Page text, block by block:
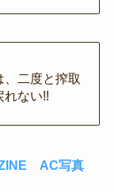
二度と搾取
れない!!
AC写真